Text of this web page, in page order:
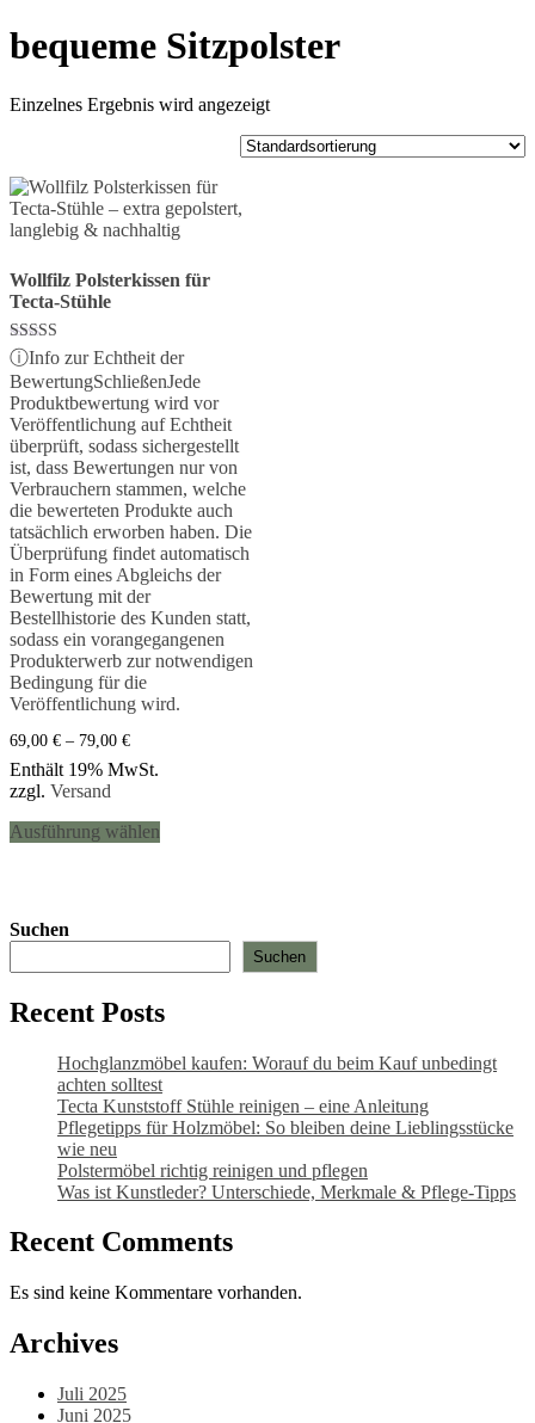
bequeme Sitzpolster
Einzelnes Ergebnis wird angezeigt
Wollfilz Polsterkissen für
Tecta​-Stühle
Bewertet mit
5.00
von 5
ⓘInfo zur Echtheit der
BewertungSchließenJede
Produktbewertung wird vor
Veröffentlichung auf Echtheit
überprüft, sodass sichergestellt
ist, dass Bewertungen nur von
Verbrauchern stammen, welche
die bewerteten Produkte auch
tatsächlich erworben haben. Die
Überprüfung findet automatisch
in Form eines Abgleichs der
Bewertung mit der
Bestellhistorie des Kunden statt,
sodass ein vorangegangenen
Produkterwerb zur notwendigen
Bedingung für die
Veröffentlichung wird.
69,00 € – 79,00 €Preisspanne:
69,00 €
bis
Enthält 19% MwSt.
zzgl. Versand
Ausführung wählen
Die
auf
der
gewählt
werden
Suchen
Suchen
Recent Posts
Hochglanzmöbel kaufen: Worauf du beim Kauf unbedingt
achten solltest
Tecta Kunststoff Stühle reinigen – eine Anleitung
Pflegetipps für Holzmöbel: So bleiben deine Lieblingsstücke
wie neu​
Polstermöbel richtig reinigen und pflegen
Was ist Kunstleder? Unterschiede, Merkmale & Pflege-Tipps
Recent Comments
Es sind keine Kommentare vorhanden.
Archives
Juli 2025
Juni 2025